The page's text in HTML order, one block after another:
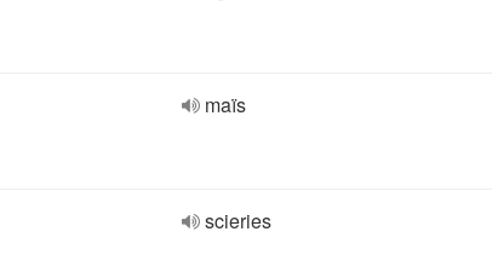
maïs
scieries